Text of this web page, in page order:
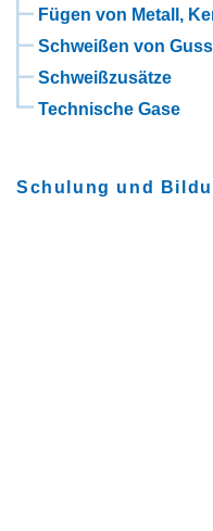
Fügen von Metall,
Schweißen von
Schweißzusätze
Technische Gase
Schulung und